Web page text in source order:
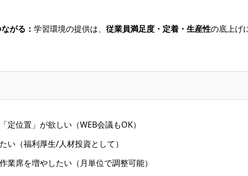
がる： 学習環境の提供は、 従業員満足度・定着・生産性の底上げ
定位置」が欲しい（WEB会議もOK）
い（福利厚生/人材投資として）
業席を増やしたい（月単位で調整可能）